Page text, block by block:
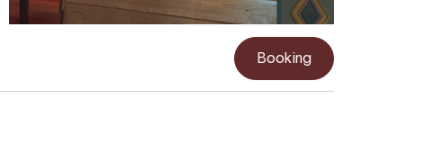
Booking